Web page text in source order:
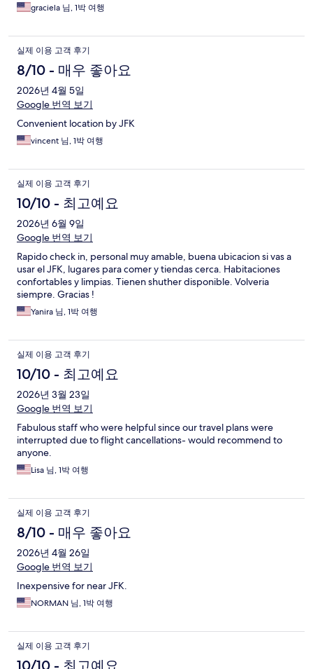
graciela 님, 1박 여행
실제 이용 고객 후기
8/10 - 매우 좋아요
2026년 4월 5일
Google 번역 보기
Convenient location by JFK
vincent 님, 1박 여행
실제 이용 고객 후기
10/10 - 최고예요
2026년 6월 9일
Google 번역 보기
Rapido check in, personal muy amable, buena ubicacion si vas a
usar el JFK, lugares para comer y tiendas cerca. Habitaciones
confortables y limpias. Tienen shuther disponible. Volveria
siempre. Gracias !
Yanira 님, 1박 여행
실제 이용 고객 후기
10/10 - 최고예요
2026년 3월 23일
Google 번역 보기
Fabulous staff who were helpful since our travel plans were
interrupted due to flight cancellations- would recommend to
anyone.
Lisa 님, 1박 여행
실제 이용 고객 후기
8/10 - 매우 좋아요
2026년 4월 26일
Google 번역 보기
Inexpensive for near JFK.
NORMAN 님, 1박 여행
실제 이용 고객 후기